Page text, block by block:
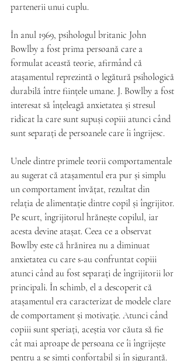
partenerii unui cuplu.
În anul 1969, psihologul britanic John
Bowlby a fost prima persoană care a
formulat această teorie, afirmând că
atașamentul reprezintă o legătură psihologică
durabilă între ființele umane. J. Bowlby a fost
interesat să înțeleagă anxietatea și stresul
ridicat la care sunt supuși copiii atunci când
sunt separați de persoanele care îi îngrijesc.
Unele dintre primele teorii comportamentale
au sugerat că atașamentul era pur și simplu
un comportament învățat, rezultat din
relația de alimentație dintre copil și îngrijitor.
Pe scurt, îngrijitorul hrănește copilul, iar
acesta devine atașat. Ceea ce a observat
Bowlby este că hrănirea nu a diminuat
anxietatea cu care s-au confruntat copiii
atunci când au fost separați de îngrijitorii lor
principali. În schimb, el a descoperit că
atașamentul era caracterizat de modele clare
de comportament și motivație. Atunci când
copiii sunt speriați, aceștia vor căuta să fie
cât mai aproape de persoana ce îi îngrijește
pentru a se simți confortabil și în siguranță.